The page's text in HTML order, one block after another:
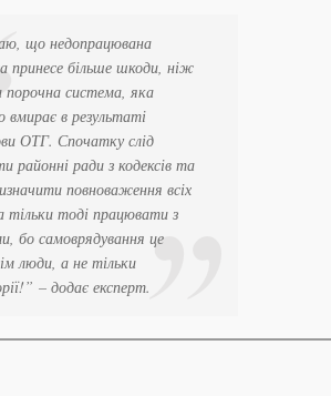
що недопрацювана
принесе більше шкоди, ніж
порочна система, яка
вмирає в результаті
ОТГ. Спочатку слід
районні ради з кодексів та
повноваження всіх
тільки тоді працювати з
бо самоврядування це
люди, а не тільки
– додає експерт.